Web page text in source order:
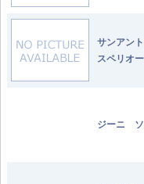
サンアン
スペリオ
ジーニ ソ